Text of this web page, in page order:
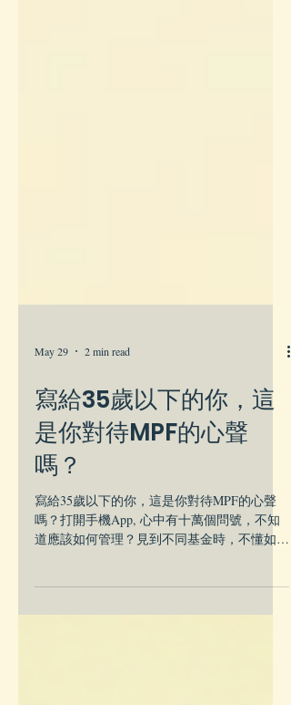
May 29 2 min read
寫給35歲以下的你，這
是你對待MPF的心聲
嗎？
寫給35歲以下的你，這是你對待MPF的心聲
問誰？在這篇文章中，你就得到了答案。